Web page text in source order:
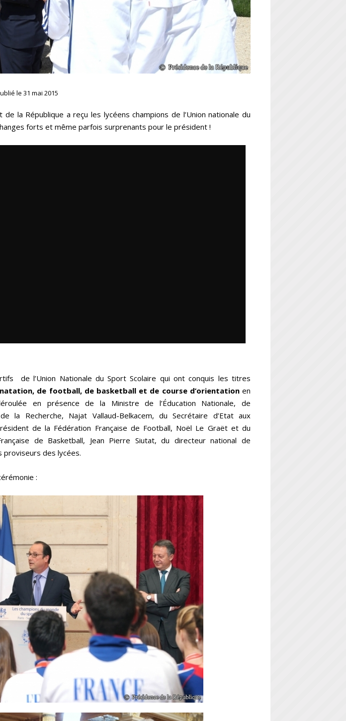
le 31 mai 2015
la République a reçu les lycéens champions de l’Union nationale du
forts et même parfois surprenants pour le président !
de l’Union Nationale du Sport Scolaire qui ont conquis les titres
de football, de basketball et de course d’orientation en
en présence de la Ministre de l’Éducation Nationale, de
la Recherche,
Najat Vallaud-Belkacem, du Secrétaire d’Etat aux
de la Fédération Française de Football, Noël Le Graët et du
de Basketball, Jean Pierre Siutat, du directeur national de
proviseurs des lycées.
: